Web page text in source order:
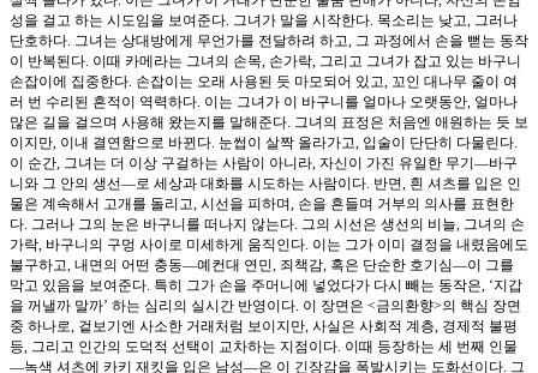
성을 걸고 하는 시도임을 보여준다. 그녀가 말을 시작한다. 목소리는 낮고, 그러나
단호하다. 그녀는 상대방에게 무언가를 전달하려 하고, 그 과정에서 손을 뻗는 동작
이 반복된다. 이때 카메라는 그녀의 손목, 손가락, 그리고 그녀가 잡고 있는 바구니
손잡이에 집중한다. 손잡이는 오래 사용된 듯 마모되어 있고, 꼬인 대나무 줄이 여
러 번 수리된 흔적이 역력하다. 이는 그녀가 이 바구니를 얼마나 오랫동안, 얼마나
많은 길을 걸으며 사용해 왔는지를 말해준다. 그녀의 표정은 처음엔 애원하는 듯 보
이지만, 이내 결연함으로 바뀐다. 눈썹이 살짝 올라가고, 입술이 단단히 다물린다.
이 순간, 그녀는 더 이상 구걸하는 사람이 아니라, 자신이 가진 유일한 무기—바구
니와 그 안의 생선—로 세상과 대화를 시도하는 사람이다. 반면, 흰 셔츠를 입은 인
물은 계속해서 고개를 돌리고, 시선을 피하며, 손을 흔들며 거부의 의사를 표현한
다. 그러나 그의 눈은 바구니를 떠나지 않는다. 그의 시선은 생선의 비늘, 그녀의 손
가락, 바구니의 구멍 사이로 미세하게 움직인다. 이는 그가 이미 결정을 내렸음에도
불구하고, 내면의 어떤 충동—예컨대 연민, 죄책감, 혹은 단순한 호기심—이 그를
막고 있음을 보여준다. 특히 그가 손을 주머니에 넣었다가 다시 빼는 동작은, ‘지갑
을 꺼낼까 말까’ 하는 심리의 실시간 반영이다. 이 장면은 <금의환향>의 핵심 장면
중 하나로, 겉보기엔 사소한 거래처럼 보이지만, 사실은 사회적 계층, 경제적 불평
등, 그리고 인간의 도덕적 선택이 교차하는 지점이다. 이때 등장하는 세 번째 인물
—녹색 셔츠에 카키 재킷을 입은 남성—은 이 긴장감을 폭발시키는 도화선이다. 그